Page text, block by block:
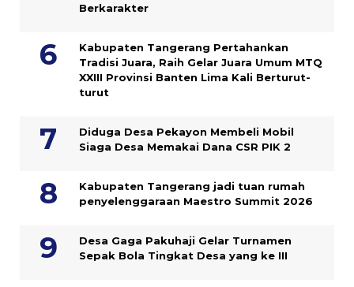
Berkarakter
Kabupaten Tangerang Pertahankan
Tradisi Juara, Raih Gelar Juara Umum MTQ
XXIII Provinsi Banten Lima Kali Berturut-
turut
Diduga Desa Pekayon Membeli Mobil
Siaga Desa Memakai Dana CSR PIK 2
Kabupaten Tangerang jadi tuan rumah
penyelenggaraan Maestro Summit 2026
Desa Gaga Pakuhaji Gelar Turnamen
Sepak Bola Tingkat Desa yang ke III